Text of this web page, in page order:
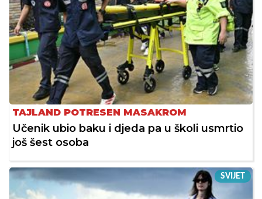
TAJLAND POTRESEN MASAKROM
Učenik ubio baku i djeda pa u školi usmrtio
još šest osoba
SVIJET